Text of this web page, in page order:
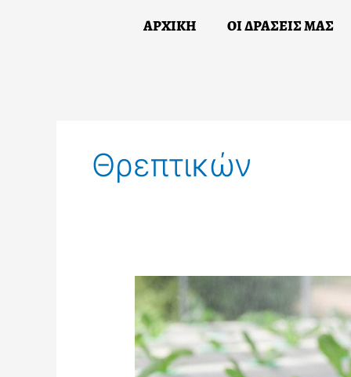
ΑΡΧΙΚΗ ΟΙ ΔΡΑΣΕΙΣ ΜΑΣ
Θρεπτικών
Προετοιμασία
Πυκνών
Θρεπτικών
Διαλυμάτων
στην